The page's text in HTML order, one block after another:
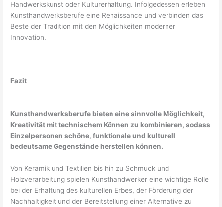
Handwerkskunst oder Kulturerhaltung. Infolgedessen erleben
Kunsthandwerksberufe eine Renaissance und verbinden das
Beste der Tradition mit den Möglichkeiten moderner
Innovation.
Fazit
Kunsthandwerksberufe bieten eine sinnvolle Möglichkeit,
Kreativität mit technischem Können zu kombinieren, sodass
Einzelpersonen schöne, funktionale und kulturell
bedeutsame Gegenstände herstellen können.
Von Keramik und Textilien bis hin zu Schmuck und
Holzverarbeitung spielen Kunsthandwerker eine wichtige Rolle
bei der Erhaltung des kulturellen Erbes, der Förderung der
Nachhaltigkeit und der Bereitstellung einer Alternative zu